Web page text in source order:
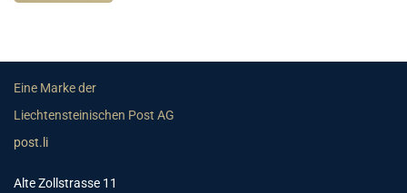
Eine Marke der
Liechtensteinischen Post AG
post.li
Alte Zollstrasse 11